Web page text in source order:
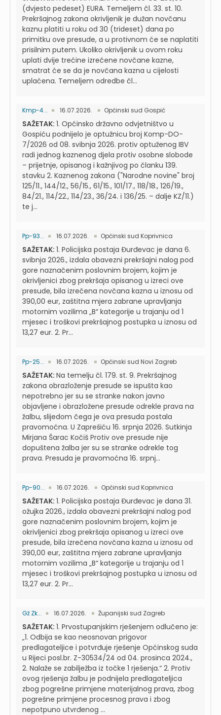
(dvjesto pedeset) EURA. Temeljem čl. 33. st. 10.
Prekršajnog zakona okrivljenik je dužan novčanu
kaznu platiti u roku od 30 (trideset) dana po
primitku ove presude, a u protivnom će se naplatiti
prisilnim putem. Ukoliko okrivljenik u ovom roku
uplati dvije trećine izrečene novčane kazne,
smatrat će se da je novčana kazna u cijelosti
uplaćena. Temeljem odredbe čl...
Kmp-4... 16.07.2026. Općinski sud Gospić
SAŽETAK: 1. Općinsko državno odvjetništvo u
Gospiću podnijelo je optužnicu broj Komp-DO-
7/2026 od 08. svibnja 2026. protiv optuženog IBV
radi jednog kaznenog djela protiv osobne slobode
– prijetnje, opisanog i kažnjivog po članku 139.
stavku 2. Kaznenog zakona ("Narodne novine" broj
125/11., 144/12., 56/15., 61/15., 101/17., 118/18., 126/19.,
84/21., 114/22., 114/23., 36/24. i 136/25. – dalje KZ/11.)
te j...
Pp-93... 16.07.2026. Općinski sud Koprivnica
SAŽETAK: 1. Policijska postaja Đurđevac je dana 6.
svibnja 2026., izdala obavezni prekršajni nalog pod
gore naznačenim poslovnim brojem, kojim je
okrivljenici zbog prekršaja opisanog u izreci ove
presude, bila izrečena novčana kazna u iznosu od
390,00 eur, zaštitna mjera zabrane upravljanja
motornim vozilima „B“ kategorije u trajanju od 1
mjesec i troškovi prekršajnog postupka u iznosu od
13,27 eur. 2. Pr...
Pp-25... 16.07.2026. Općinski sud Novi Zagreb
SAŽETAK: Na temelju čl. 179. st. 9. Prekršajnog
zakona obrazloženje presude se ispušta kao
nepotrebno jer su se stranke nakon javno
objavljene i obrazložene presude odrekle prava na
žalbu, slijedom čega je ova presuda postala
pravomoćna. U Zaprešiću 16. srpnja 2026. Sutkinja
Mirjana Šarac Kočiš Protiv ove presude nije
dopuštena žalba jer su se stranke odrekle tog
prava. Presuda je pravomoćna 16. srpnj...
Pp-90... 16.07.2026. Općinski sud Koprivnica
SAŽETAK: 1. Policijska postaja Đurđevac je dana 31.
ožujka 2026., izdala obavezni prekršajni nalog pod
gore naznačenim poslovnim brojem, kojim je
okrivljenici zbog prekršaja opisanog u izreci ove
presude, bila izrečena novčana kazna u iznosu od
390,00 eur, zaštitna mjera zabrane upravljanja
motornim vozilima „B“ kategorije u trajanju od 1
mjesec i troškovi prekršajnog postupka u iznosu od
13,27 eur. 2. Pr...
Gž Zk... 16.07.2026. Županijski sud Zagreb
SAŽETAK: 1. Prvostupanjskim rješenjem odlučeno je:
„1. Odbija se kao neosnovan prigovor
predlagateljice i potvrđuje rješenje Općinskog suda
u Rijeci posl.br. Z-30534/24 od 04. prosinca 2024.,
2. Nalaže se zabilježba iz točke 1 rješenja.“ 2. Protiv
ovog rješenja žalbu je podnijela predlagateljica
zbog pogrešne primjene materijalnog prava, zbog
pogrešne primjene procesnog prava i zbog
nepotpuno utvrđenog ...